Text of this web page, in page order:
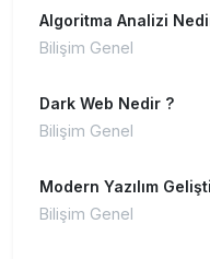
Algoritma Analizi
Bilişim Genel
Dark Web Nedir ?
Bilişim Genel
Modern Yazılım
Bilişim Genel